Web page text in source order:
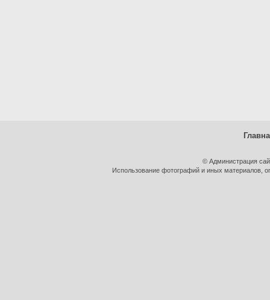
© Администрация
Использование фотографий и иных материалов,